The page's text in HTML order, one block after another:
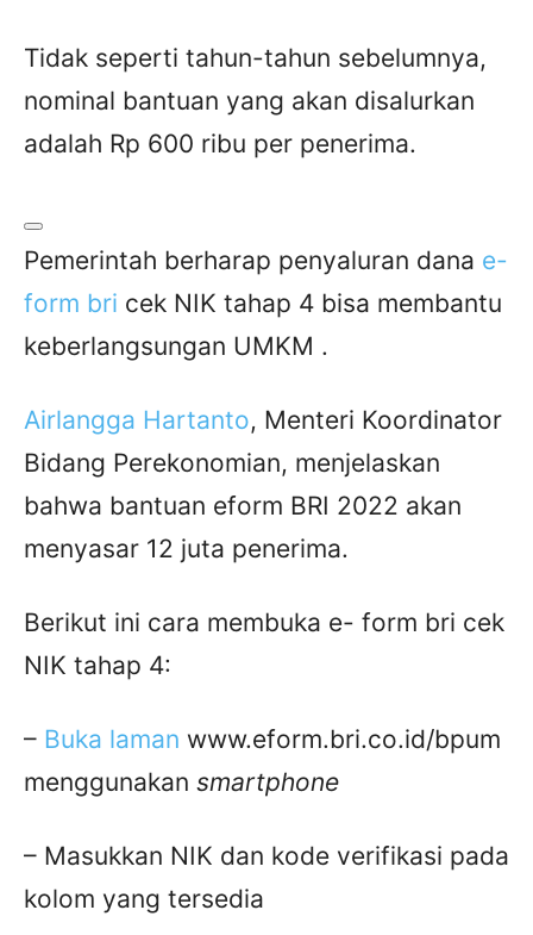
Tidak seperti tahun-tahun sebelumnya,
nominal bantuan yang akan disalurkan
adalah Rp 600 ribu per penerima.
Pemerintah berharap penyaluran dana e-
form bri cek NIK tahap 4 bisa membantu
keberlangsungan UMKM .
Airlangga Hartanto, Menteri Koordinator
Bidang Perekonomian, menjelaskan
bahwa bantuan eform BRI 2022 akan
menyasar 12 juta penerima.
Berikut ini cara membuka e- form bri cek
NIK tahap 4:
– Buka laman www.eform.bri.co.id/bpum
menggunakan smartphone
– Masukkan NIK dan kode verifikasi pada
kolom yang tersedia